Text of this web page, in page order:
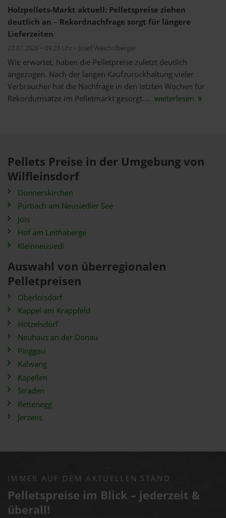
Holzpellets-Markt aktuell: Pelletspreise ziehen
deutlich an – Rekordnachfrage sorgt für längere
Lieferzeiten
27.07.2026 • 09:23 Uhr • Josef Weichslberger
Wie erwartet, haben die Pelletpreise zuletzt deutlich
angezogen. Nach der langen Kaufzurückhaltung vieler
Verbraucher hat die Nachfrage in den letzten Wochen für
Rekordumsätze im Pelletmarkt gesorgt.... weiterlesen
Pellets Preise in der Umgebung von
Wilfleinsdorf
Donnerskirchen
Purbach am Neusiedler See
Jois
Hof am Leithaberge
Kleinneusiedl
Auswahl von überregionalen
Pelletpreisen
Oberloisdorf
Kappel am Krappfeld
Hötzelsdorf
Neuhaus an der Donau
Pinggau
Kalwang
Kapellen
Straden
Rettenegg
Jerzens
IMMER AUF DEM AKTUELLEN STAND
Pelletspreise im Blick – jederzeit &
überall!